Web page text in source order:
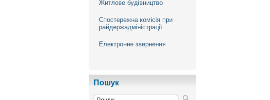
Житлове будівництво
Спостережна комісія при
райдержадміністрації
Електронне звернення
Пошук